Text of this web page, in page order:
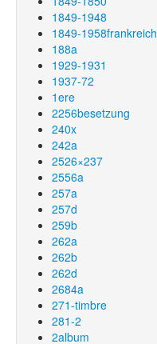
1849-1948
1849-1958frankreich
188a
1929-1931
1937-72
1ere
2256besetzung
240x
242a
2526×237
2556a
257a
257d
259b
262a
262b
262d
2684a
271-timbre
281-2
2album